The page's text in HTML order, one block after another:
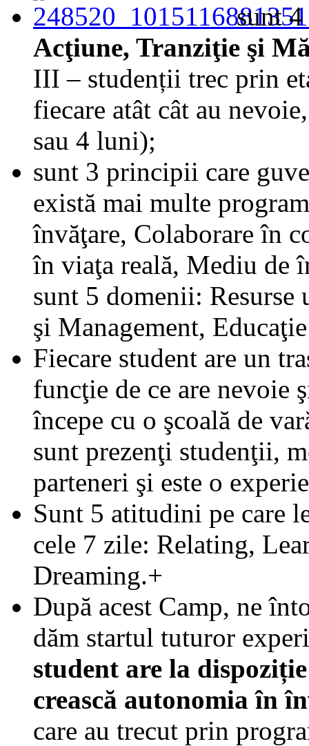
sunt
Acţiune, Tranziţie şi
III – studenții trec prin
fiecare atât cât au
sau 4 luni);
sunt 3 principii care
există mai multe
învăţare, Colaborare în
în viaţa reală, Mediu de
sunt 5 domenii: Resurse
şi Management,
Fiecare student are un
funcţie de ce are
începe cu o şcoală de
sunt prezenţi studenţii,
parteneri şi este o
Sunt 5 atitudini pe care
cele 7 zile: Relating,
Dreaming.+
După acest Camp, ne
dăm startul tuturor
student are la
crească autonomia în
care au trecut prin